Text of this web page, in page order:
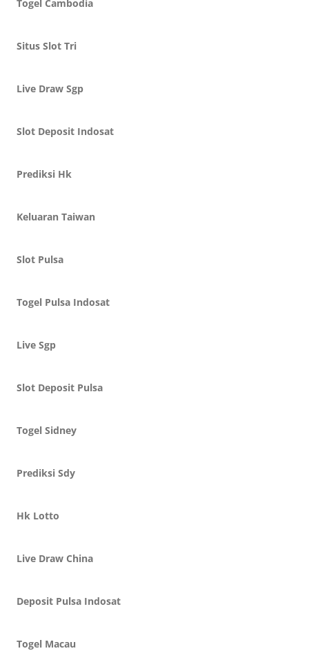
Togel Cambodia
Situs Slot Tri
Live Draw Sgp
Slot Deposit Indosat
Prediksi Hk
Keluaran Taiwan
Slot Pulsa
Togel Pulsa Indosat
Live Sgp
Slot Deposit Pulsa
Togel Sidney
Prediksi Sdy
Hk Lotto
Live Draw China
Deposit Pulsa Indosat
Togel Macau